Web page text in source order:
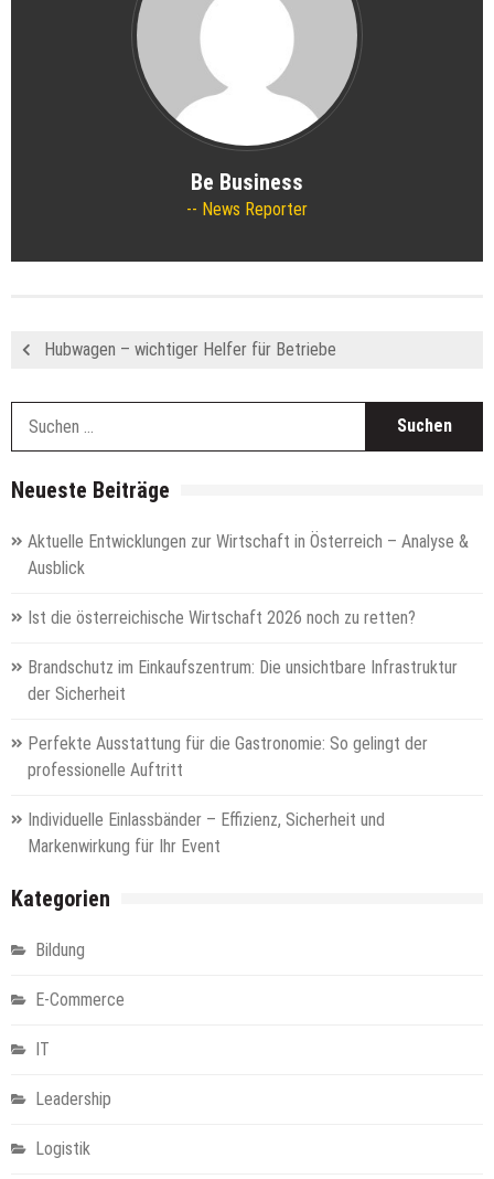
Be Business
News Reporter
Hubwagen – wichtiger Helfer für Betriebe
Neueste Beiträge
Aktuelle Entwicklungen zur Wirtschaft in Österreich – Analyse &
Ausblick
Ist die österreichische Wirtschaft 2026 noch zu retten?
Brandschutz im Einkaufszentrum: Die unsichtbare Infrastruktur
der Sicherheit
Perfekte Ausstattung für die Gastronomie: So gelingt der
professionelle Auftritt
Individuelle Einlassbänder – Effizienz, Sicherheit und
Markenwirkung für Ihr Event
Kategorien
Bildung
E-Commerce
IT
Leadership
Logistik